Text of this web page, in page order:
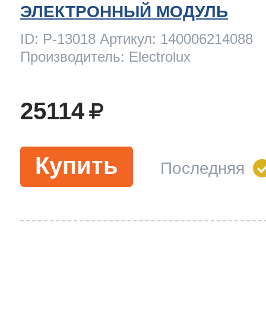
ЭЛЕКТРОННЫЙ МОДУЛЬ
ID: P-13018 Артикул: 140006214088
Производитель: Electrolux
25114
Купить Последняя